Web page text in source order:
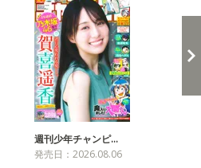
週刊少年チャンピ…
発売日：2026.08.06